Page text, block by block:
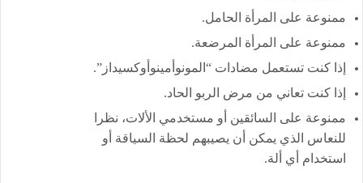
ممنوعة على المرأة الحامل.
ممنوعة على المرأة المرضعة.
إذا كنت تستعمل مضادات “المونوأمينوأوكسيداز”.
إذا كنت تعاني من مرض الربو الحاد.
ممنوعة على السائقين أو مستخدمي الألات، نظرا
للنعاس الذي يمكن أن يصيبهم لحظة السياقة أو
استخدام أي ألة.